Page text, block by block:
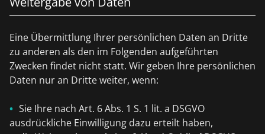
Eine Übermittlung Ihrer persönlichen Daten an Dritte
zu anderen als den im Folgenden aufgeführten
Zwecken findet nicht statt. Wir geben Ihre persönlichen
Daten nur an Dritte weiter, wenn:
Sie Ihre nach Art. 6 Abs. 1 S. 1 lit. a DSGVO
ausdrückliche Einwilligung dazu erteilt haben,